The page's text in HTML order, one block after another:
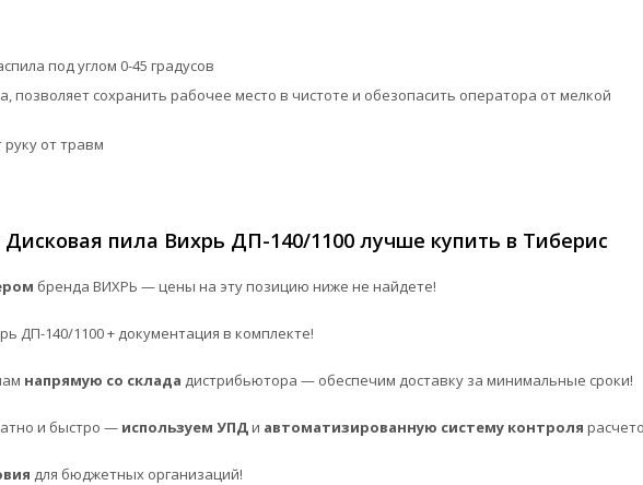
под углом 0-45 градусов
позволяет сохранить рабочее место в чистоте и обезопасить оператора от мелкой
от травм
пила Вихрь ДП-140/1100 лучше купить в Тиберис
бренда ВИХРЬ — цены на эту позицию ниже не найдете!
ДП-140/1100 + документация в комплекте!
напрямую со склада дистрибьютора — обеспечим доставку за минимальные сроки!
и быстро — используем УПДи автоматизированную систему контроля
для бюджетных организаций!